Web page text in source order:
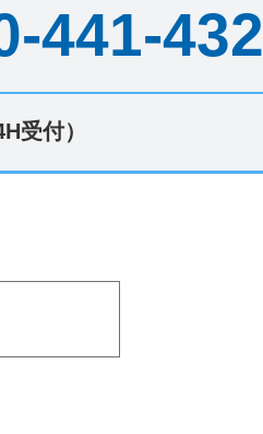
441-432
受付）